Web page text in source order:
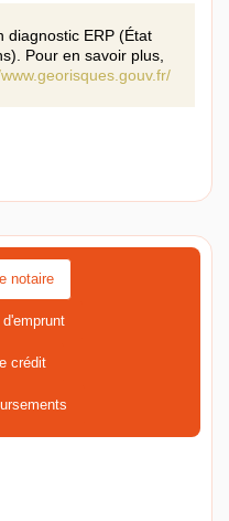
diagnostic ERP (État
Pour en savoir plus,
notaire
crédit